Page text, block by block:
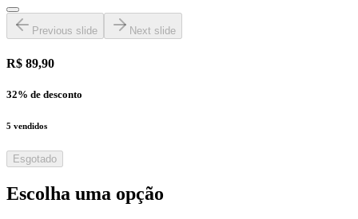
Previous slide Next slide
R$ 89,90
32% de desconto
5 vendidos
Esgotado
Escolha uma opção